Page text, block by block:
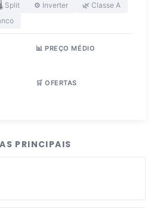
Split ⚙️ Inverter
🌿 Classe A
📊 PREÇO MÉDIO
🛒 OFERTAS
PRINCIPAIS